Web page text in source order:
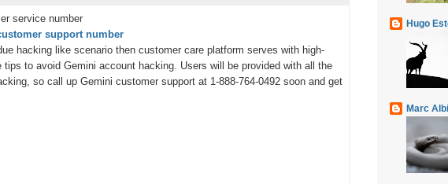
service number
support number
hacking like scenario then customer care platform serves with high-
to avoid Gemini account hacking. Users will be provided with all the
so call up Gemini customer support at 1-888-764-0492 soon and get
Hugo
Marc